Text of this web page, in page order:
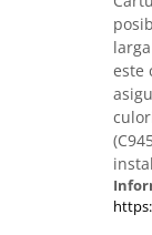
Laptopuri /
Laptopuri gaming
Laptop-uri 2 in 1
Accesorii laptop
este